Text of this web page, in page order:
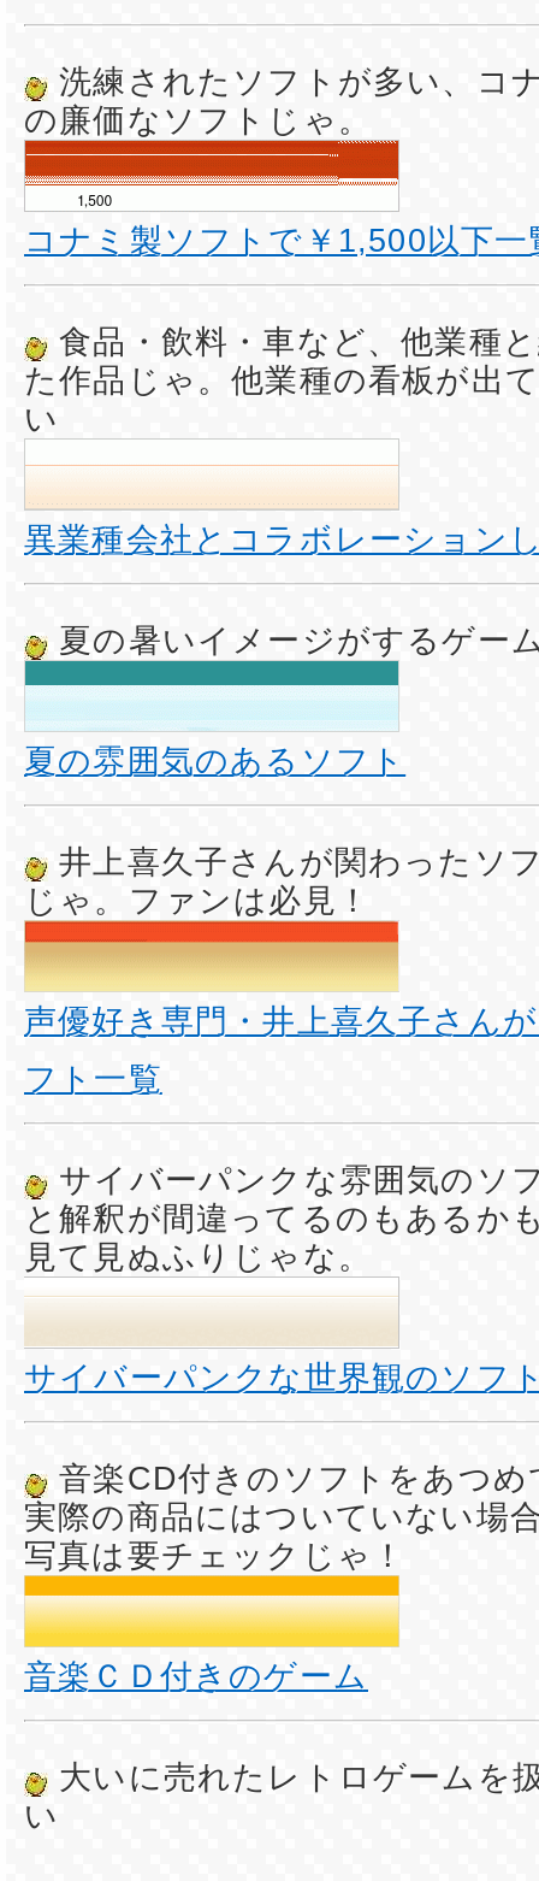
洗練されたソフトが多い、コ
の廉価なソフトじゃ。
コナミ製ソフトで￥1,500以下一
食品・飲料・車など、他業種
た作品じゃ。他業種の看板が出
い
異業種会社とコラボレーション
夏の暑いイメージがするゲー
夏の雰囲気のあるソフト
井上喜久子さんが関わったソ
じゃ。ファンは必見！
声優好き専門・井上喜久子さん
フト一覧
サイバーパンクな雰囲気のソ
と解釈が間違ってるのもあるか
見て見ぬふりじゃな。
サイバーパンクな世界観のソフ
音楽CD付きのソフトをあつ
実際の商品にはついていない場
写真は要チェックじゃ！
音楽ＣＤ付きのゲーム
大いに売れたレトロゲームを
い